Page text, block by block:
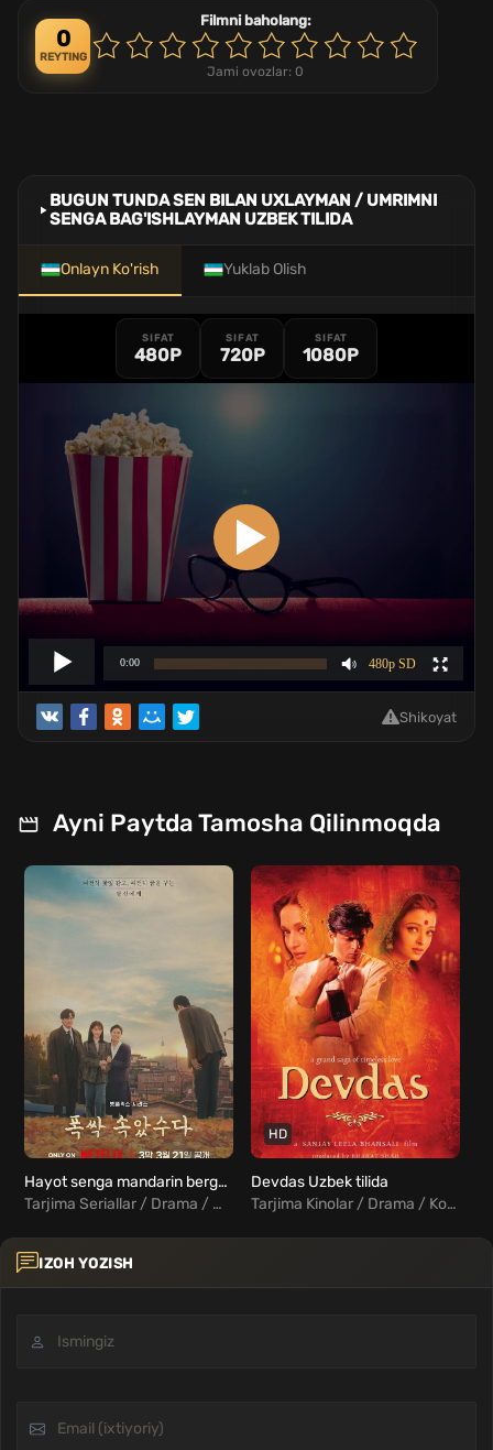
0
REYTING
Filmni baholang:
Jami ovozlar: 0
BUGUN TUNDA SEN BILAN UXLAYMAN / UMRIMNI
SENGA BAG'ISHLAYMAN UZBEK TILIDA
Onlayn Ko'rish Yuklab Olish
SIFAT
480P
SIFAT
720P
SIFAT
1080P
Shikoyat
Ayni Paytda Tamosha Qilinmoqda
Hayot senga mandarin berganida Barcha qismlar Uzbek Tilida
Tarjima Seriallar / Drama / Melodrama / Xorij Seriallar Uzbek Tilida
HD
Devdas Uzbek tilida
Tarjima Kinolar / Drama / Komediya / Melodrama / Hind Kinolar Uzbek Tilida
IZOH YOZISH